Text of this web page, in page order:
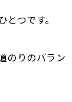
つです。
のりのバラン